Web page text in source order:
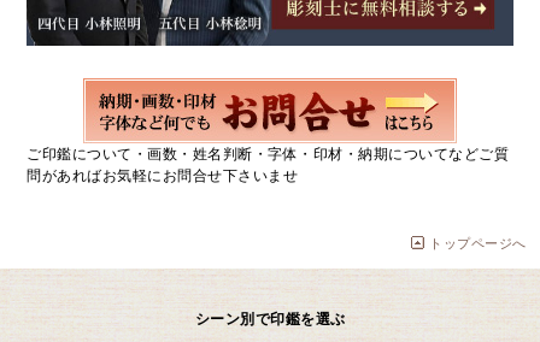
ご印鑑について・画数・姓名判断・字体・印材・納期についてなどご質
問があればお気軽にお問合せ下さいませ
トップページへ
シーン別で印鑑を選ぶ